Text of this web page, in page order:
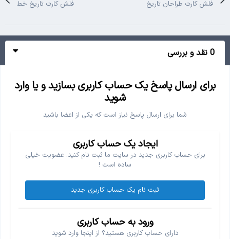
فلش کارت طراحان تاریخ
فلش کارت تاریخ خط
0 نقد و بررسی
برای ارسال پاسخ یک حساب کاربری بسازید و یا وارد
شوید
شما برای ارسال پاسخ نیاز است که یکی از اعضا باشید
ایجاد یک حساب کاربری
برای حساب کاربری جدید در سایت ما ثبت نام کنید. عضویت خیلی
ساده است !
ثبت نام یک حساب کاربری جدید
ورود به حساب کاربری
دارای حساب کاربری هستید؟ از اینجا وارد شوید